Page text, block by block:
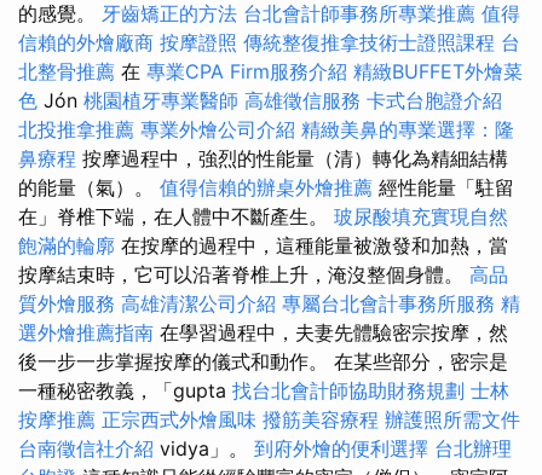
的感覺。 牙齒矯正的方法 台北會計師事務所專業推薦 值得
信賴的外燴廠商 按摩證照 傳統整復推拿技術士證照課程 台
北整骨推薦 在 專業CPA Firm服務介紹 精緻BUFFET外燴菜
色 Jón 桃園植牙專業醫師 高雄徵信服務 卡式台胞證介紹
北投推拿推薦 專業外燴公司介紹 精緻美鼻的專業選擇：隆
鼻療程 按摩過程中，強烈的性能量（清）轉化為精細結構
的能量（氣）。 值得信賴的辦桌外燴推薦 經性能量「駐留
在」脊椎下端，在人體中不斷產生。 玻尿酸填充實現自然
飽滿的輪廓 在按摩的過程中，這種能量被激發和加熱，當
按摩結束時，它可以沿著脊椎上升，淹沒整個身體。 高品
質外燴服務 高雄清潔公司介紹 專屬台北會計事務所服務 精
選外燴推薦指南 在學習過程中，夫妻先體驗密宗按摩，然
後一步一步掌握按摩的儀式和動作。 在某些部分，密宗是
一種秘密教義，「gupta 找台北會計師協助財務規劃 士林
按摩推薦 正宗西式外燴風味 撥筋美容療程 辦護照所需文件
台南徵信社介紹 vidya」。 到府外燴的便利選擇 台北辦理